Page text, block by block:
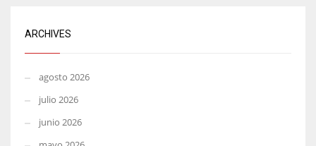
ARCHIVES
agosto 2026
julio 2026
junio 2026